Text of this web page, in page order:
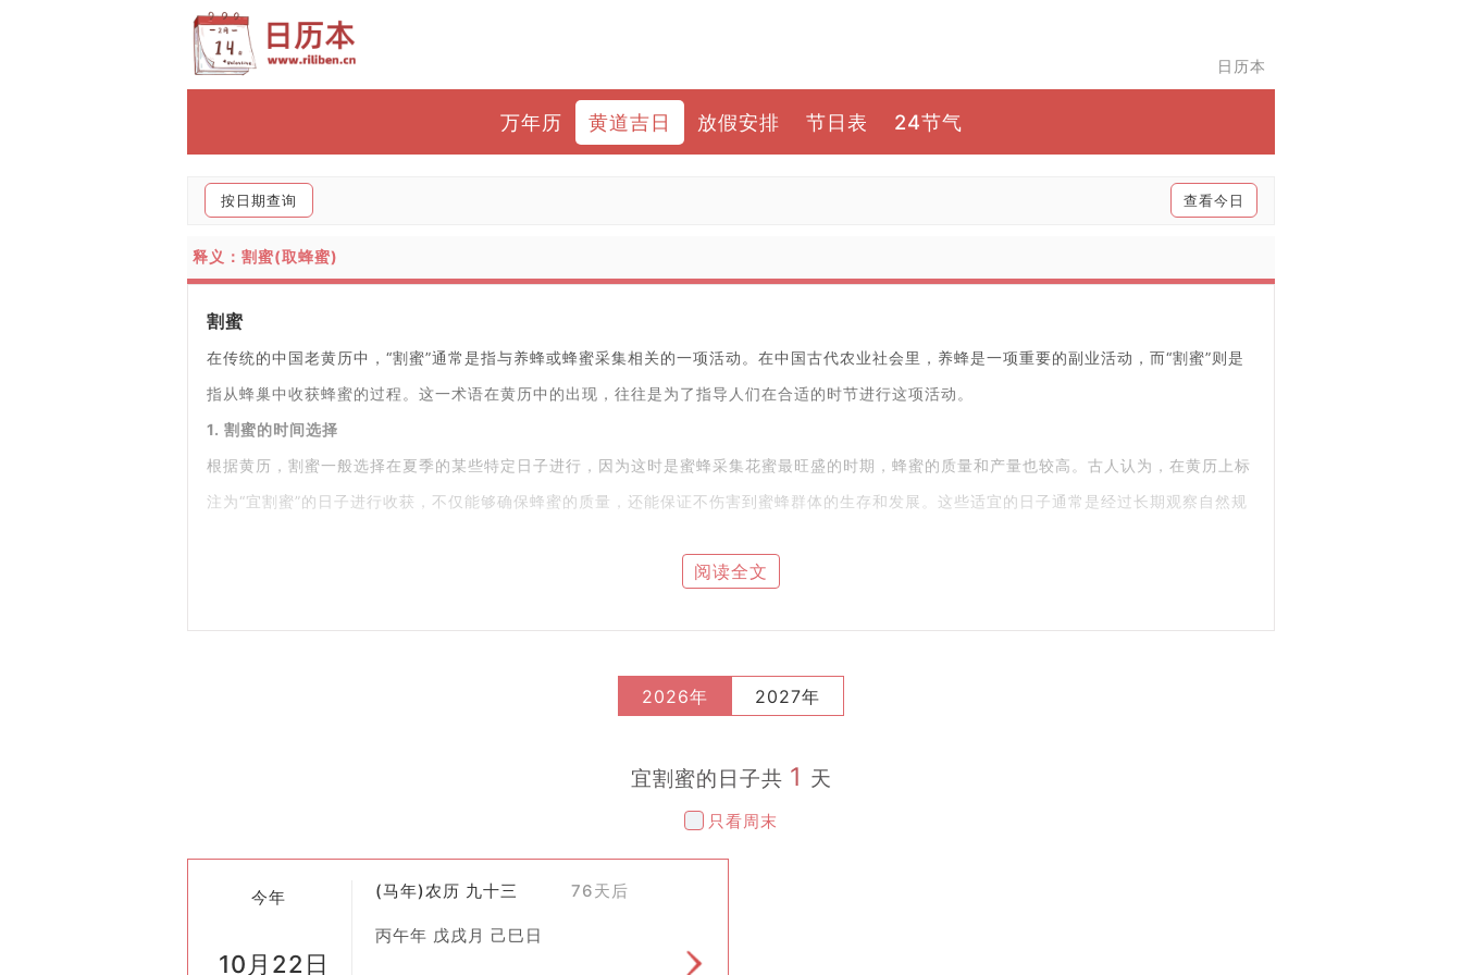
日历本
万年历 黄道吉日 放假安排 节日表 24节气
按日期查询 查看今日
释义：割蜜(取蜂蜜)
割蜜
在传统的中国老黄历中，“割蜜”通常是指与养蜂或蜂蜜采集相关的一项活动。在中国古代农业社会里，养蜂是一项重要的副业活动，而“割蜜”则是
指从蜂巢中收获蜂蜜的过程。这一术语在黄历中的出现，往往是为了指导人们在合适的时节进行这项活动。
1. 割蜜的时间选择
根据黄历，割蜜一般选择在夏季的某些特定日子进行，因为这时是蜜蜂采集花蜜最旺盛的时期，蜂蜜的质量和产量也较高。古人认为，在黄历上标
注为“宜割蜜”的日子进行收获，不仅能够确保蜂蜜的质量，还能保证不伤害到蜜蜂群体的生存和发展。这些适宜的日子通常是经过长期观察自然规
：随着科学技术的进步，现代养蜂业已经发展出了更为高效的割蜜设备和技术手段，比如离心机可以快速分离出蜂巢中的蜂蜜，大大提高
了工作效率。但在遵循传统习俗的情况下，仍然会有人选择在黄历建议的吉日采用古老方式来割蜜。
在中国传统文化中，蜂蜜被视为大自然赐予人类的珍贵礼物之一，象征着甜蜜、健康与幸福。因此，在一些地方，“割蜜”不仅仅是一项简单的农业
生产活动，它还承载着丰富的文化内涵。例如，在某些地区，人们会在割蜜前举行祭祀仪式，祈求丰收与安宁；而在割蜜之后，则可能会举办庆祝
活动分享喜悦之情。
4. 注意事项
尽管割蜜看似简单，但实际上却有许多需要注意的地方： - 需要穿戴防护装备以防被蜇伤； - 操作时动作要轻柔以免惊扰蜜蜂； - 尽量避免在阴
雨天气或气温过低时进行，以免影响蜂蜜品质； - 最重要的是，应尊重自然规律和生态平衡，不可过度采收，给蜜蜂留下足够的食物储备过冬。
阅读全文
2026年 2027年
宜割蜜的日子共 1 天
只看周末
今年
10月22日
(马年)农历 九十三 76天后
丙午年 戊戌月 己巳日